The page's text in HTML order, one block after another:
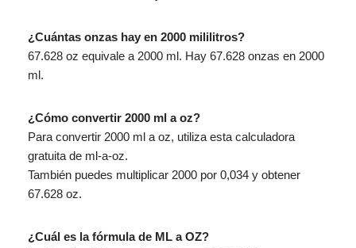
¿Cuántas onzas hay en 2000 mililitros?
67.628 oz equivale a 2000 ml. Hay 67.628 onzas en 2000
ml.
¿Cómo convertir 2000 ml a oz?
Para convertir 2000 ml a oz, utiliza esta calculadora
gratuita de ml-a-oz.
También puedes multiplicar 2000 por 0,034 y obtener
67.628 oz.
¿Cuál es la fórmula de ML a OZ?